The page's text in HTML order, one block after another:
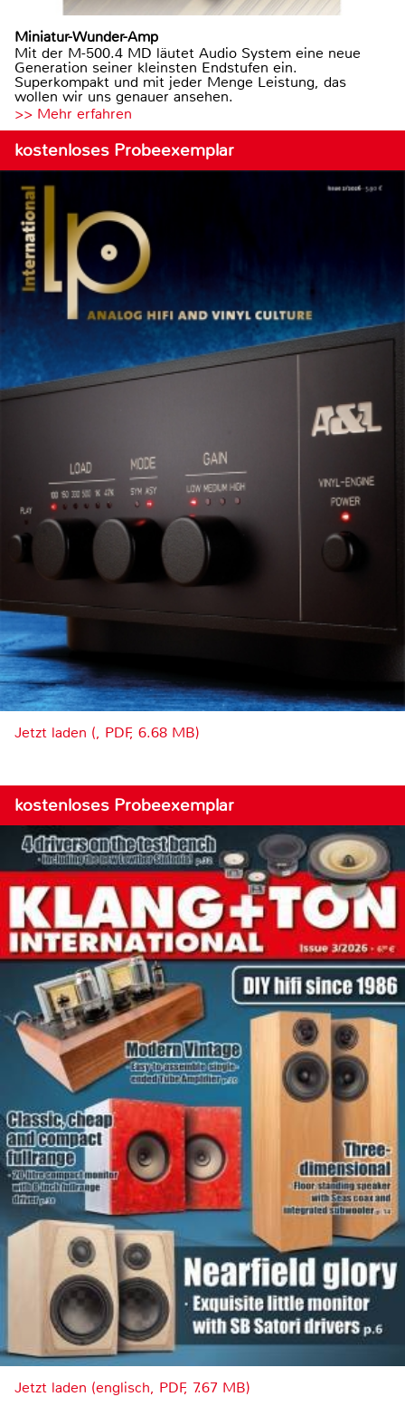
Miniatur-Wunder-Amp
Mit der M-500.4 MD läutet Audio System eine neue
Generation seiner kleinsten Endstufen ein.
Superkompakt und mit jeder Menge Leistung, das
wollen wir uns genauer ansehen.
>> Mehr erfahren
kostenloses Probeexemplar
Jetzt laden (, PDF, 6.68 MB)
kostenloses Probeexemplar
Jetzt laden (englisch, PDF, 7.67 MB)